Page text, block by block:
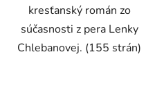
kresťanský román zo
súčasnosti z pera Lenky
Chlebanovej. (155 strán)